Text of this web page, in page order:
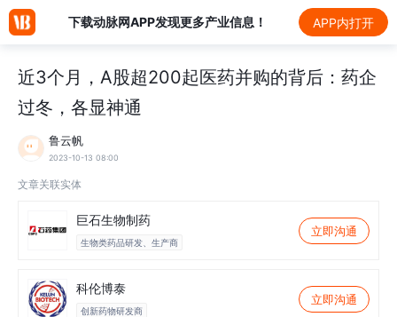
下载动脉网APP发现更多产业信息！ APP内打开
近3个月，A股超200起医药并购的背后：药企
过冬，各显神通
鲁云帆
2023-10-13 08:00
文章关联实体
巨石生物制药
生物类药品研发、生产商
立即沟通
科伦博泰
创新药物研发商
立即沟通